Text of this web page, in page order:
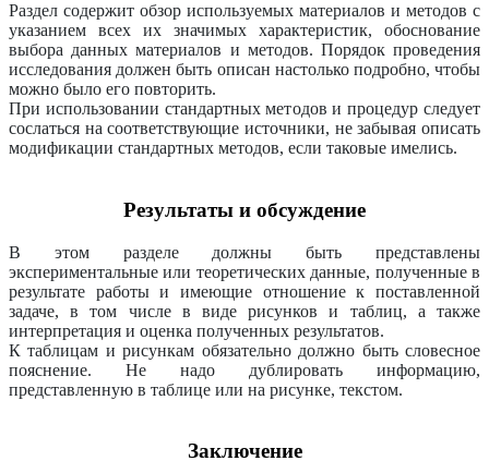
Раздел содержит обзор используемых материалов и методов с
указанием всех их значимых характеристик, обоснование
выбора данных материалов и методов. Порядок проведения
исследования должен быть описан настолько подробно, чтобы
можно было его повторить.
При использовании стандартных методов и процедур следует
сослаться на соответствующие источники, не забывая описать
модификации стандартных методов, если таковые имелись.
Результаты и обсуждение
В этом разделе должны быть представлены
экспериментальные или теоретических данные, полученные в
результате работы и имеющие отношение к поставленной
задаче, в том числе в виде рисунков и таблиц, а также
интерпретация и оценка полученных результатов.
К таблицам и рисункам обязательно должно быть словесное
пояснение. Не надо дублировать информацию,
представленную в таблице или на рисунке, текстом.
Заключение